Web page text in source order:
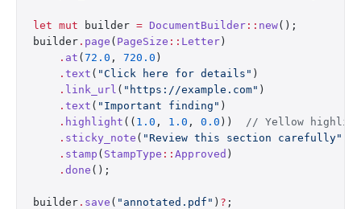
let mut builder = DocumentBuilder :: new();
builder . page ( PageSize :: Letter )
    .
at ( 72.0 , 720.0 )
    .
text ( "Click here for details" )
    .
link_url ( "https://example.com" )
    .
text ( "Important finding" )
    .
highlight (( 1.0 , 1.0 , 0.0 )) // Yellow
    .
sticky_note ( "Review this section carefully"
    .
stamp ( StampType :: Approved )
    .
done ();
builder . save ( "annotated.pdf" ) ? ;